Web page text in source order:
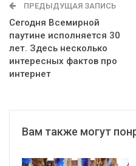
ПРЕДЫДУЩАЯ ЗАПИСЬ
Сегодня Всемирной
паутине исполняется 30
лет. Здесь несколько
интересных фактов про
интернет
Вам также могут